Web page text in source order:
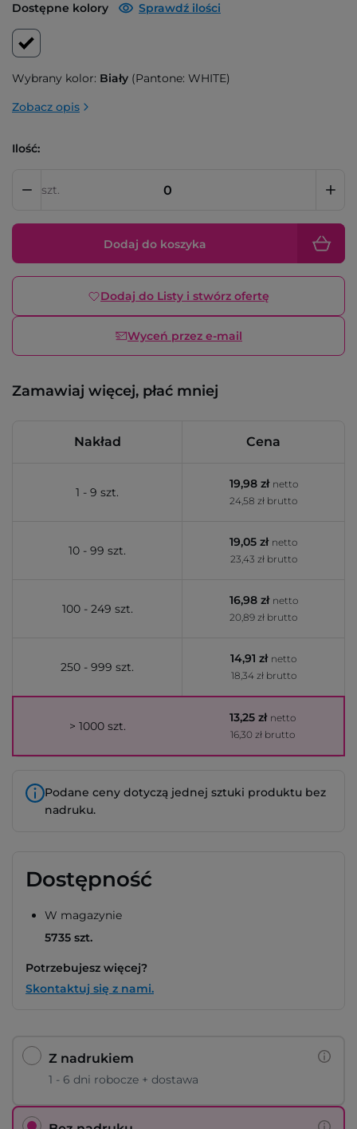
Dostępne kolory Sprawdź ilości
Wybrany kolor: Biały (Pantone: WHITE)
Zobacz opis
Ilość:
szt.
Dodaj do koszyka
Dodaj do Listy i stwórz ofertę
Wyceń przez e-mail
Zamawiaj więcej, płać mniej
Nakład Cena
1 - 9 szt.
19,98 zł netto
24,58 zł brutto
10 - 99 szt.
19,05 zł netto
23,43 zł brutto
100 - 249 szt.
16,98 zł netto
20,89 zł brutto
250 - 999 szt.
14,91 zł netto
18,34 zł brutto
> 1000 szt.
13,25 zł netto
16,30 zł brutto
Podane ceny dotyczą jednej sztuki produktu bez
nadruku.
Dostępność
W magazynie
5735 szt.
Potrzebujesz więcej?
Skontaktuj się z nami.
Z nadrukiem
1 - 6 dni robocze + dostawa